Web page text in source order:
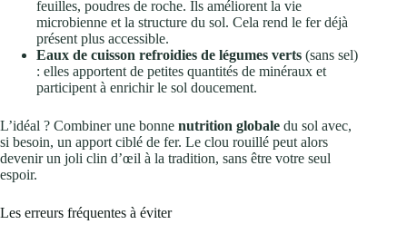
feuilles, poudres de roche. Ils améliorent la vie
microbienne et la structure du sol. Cela rend le fer déjà
présent plus accessible.
Eaux de cuisson refroidies de légumes verts (sans sel)
: elles apportent de petites quantités de minéraux et
participent à enrichir le sol doucement.
L’idéal ? Combiner une bonne nutrition globale du sol avec,
si besoin, un apport ciblé de fer. Le clou rouillé peut alors
devenir un joli clin d’œil à la tradition, sans être votre seul
espoir.
Les erreurs fréquentes à éviter